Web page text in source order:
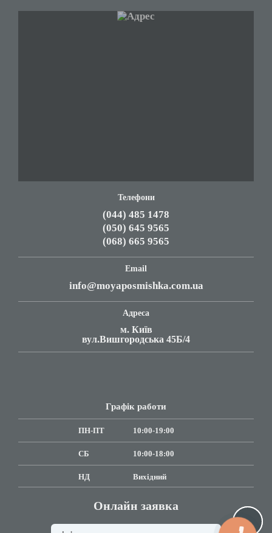
Телефони
(044) 485 1478
(050) 645 9565
(068) 665 9565
Email
info@moyaposmishka.com.ua
Адреса
м. Київ
вул.Вишгородська 45Б/4
Графік работи
ПН-ПТ 10:00-19:00
СБ 10:00-18:00
НД Вихідний
Онлайн заявка